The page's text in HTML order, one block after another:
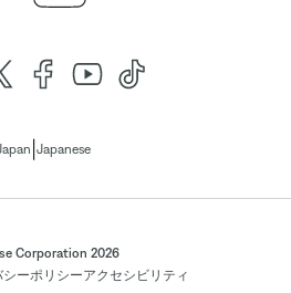
Japanese
Corporation 2026
シーポリシーアクセシビリティ